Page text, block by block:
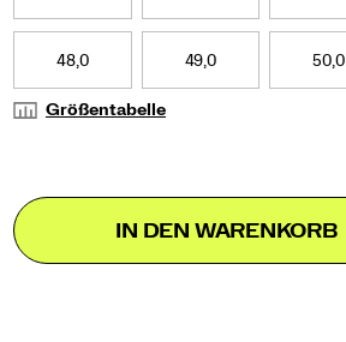
mehr
Spaß,
dir
beim
entscheidenden
Vorteil
48,0 49,0 50,0
Größentabelle
Product
Actions
Add
to
cart
false
IN DEN WARENKORB